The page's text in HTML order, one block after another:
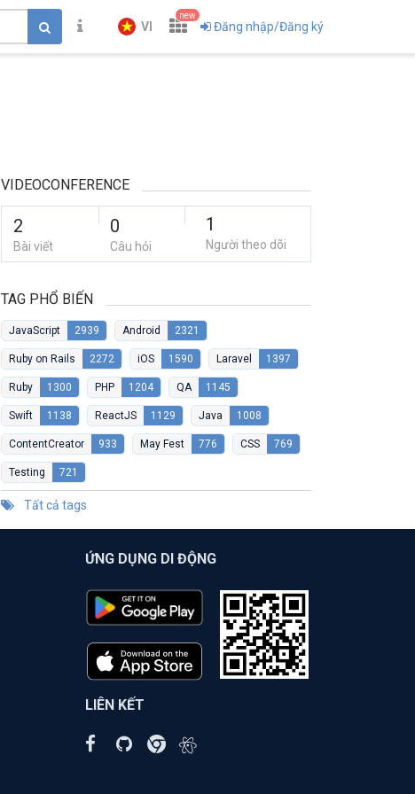
VI
new
Đăng nhập/Đăng ký
VIDEOCONFERENCE
2
Bài viết
0
Câu hỏi
1
Người theo dõi
TAG PHỔ BIẾN
JavaScript 2939 Android 2321
Ruby on Rails 2272 iOS 1590 Laravel 1397
Ruby 1300 PHP 1204 QA 1145
Swift 1138 ReactJS 1129 Java 1008
ContentCreator 933 May Fest 776 CSS 769
Testing 721
Tất cả tags
ỨNG DỤNG DI ĐỘNG
LIÊN KẾT